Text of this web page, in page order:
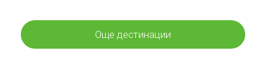
Още дестинации